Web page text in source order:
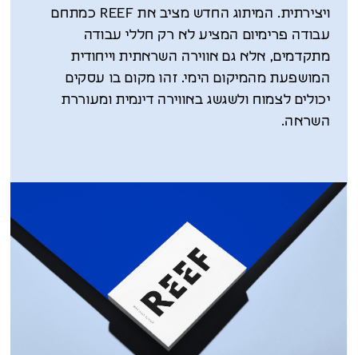
ויצירתית. המיתוג החדש מציב את REEF כמתחם
עבודה פרימיום המציע לא רק חללי עבודה
מתקדמים, אלא גם אווירה השראתית וייחודית
המושפעת מהמיקום הימי. זהו מקום בו עסקים
יכולים לצמוח ולשגשג באווירה דינמית ומעוררת
השראה.